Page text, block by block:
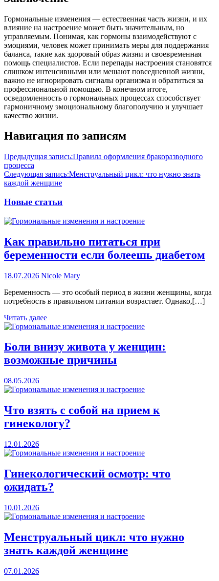
Гормональные изменения — естественная часть жизни, и их
влияние на настроение может быть значительным, но
управляемым. Понимая, как гормоны взаимодействуют с
эмоциями, человек может принимать меры для поддержания
баланса, такие как здоровый образ жизни и своевременная
помощь специалистов. Если перепады настроения становятся
слишком интенсивными или мешают повседневной жизни,
важно не игнорировать сигналы организма и обратиться за
профессиональной помощью. В конечном итоге,
осведомленность о гормональных процессах способствует
гармоничному эмоциональному благополучию и улучшает
качество жизни.
Навигация по записям
Предыдущая запись:Правила оформления бракоразводного
процесса
Следующая запись:Менструальный цикл: что нужно знать
каждой женщине
Новые статьи
Как правильно питаться при
беременности если болеешь диабетом
18.07.2026 Nicole Mary
Беременность — это особый период в жизни женщины, когда
потребность в правильном питании возрастает. Однако,[…]
Читать далее
Боли внизу живота у женщин:
возможные причины
08.05.2026
Что взять с собой на прием к
гинекологу?
12.01.2026
Гинекологический осмотр: что
ожидать?
10.01.2026
Менструальный цикл: что нужно
знать каждой женщине
07.01.2026